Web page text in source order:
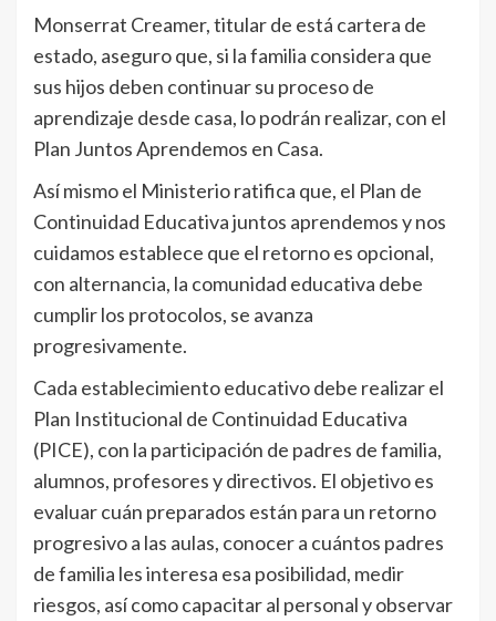
Monserrat Creamer, titular de está cartera de
estado, aseguro que, si la familia considera que
sus hijos deben continuar su proceso de
aprendizaje desde casa, lo podrán realizar, con el
Plan Juntos Aprendemos en Casa.
Así mismo el Ministerio ratifica que, el Plan de
Continuidad Educativa juntos aprendemos y nos
cuidamos establece que el retorno es opcional,
con alternancia, la comunidad educativa debe
cumplir los protocolos, se avanza
progresivamente.
Cada establecimiento educativo debe realizar el
Plan Institucional de Continuidad Educativa
(PICE), con la participación de padres de familia,
alumnos, profesores y directivos. El objetivo es
evaluar cuán preparados están para un retorno
progresivo a las aulas, conocer a cuántos padres
de familia les interesa esa posibilidad, medir
riesgos, así como capacitar al personal y observar